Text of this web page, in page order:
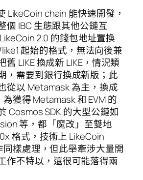
LikeCoin chain 能快速開發，
個 IBC 生態跟其他公鏈互
2.0 的錢包地址置換
起始的格式，無法向後兼
舊 LIKE 換成新 LIKE，情況類
，需要到銀行換成新版；此
從以 Metamask 為主，換成
獲得 Metamask 和 EVM 的
Cosmos SDK 的大型公鏈如
等，都「魔改」至雙地
格式，技術上 LikeCoin
樣處理，但此舉牽涉大量開
作不特以，還很可能落得兩